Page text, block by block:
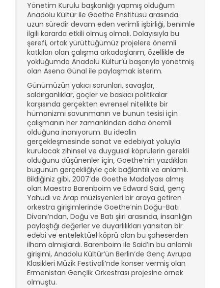
Yönetim Kurulu başkanlığı yapmış olduğum
Anadolu Kültür ile Goethe Enstitüsü arasında
uzun süredir devam eden verimli işbirliği, benimle
ilgili kararda etkili olmuş olmalı. Dolayısıyla bu
şerefi, ortak yürüttüğümüz projelere önemli
katkıları olan çalışma arkadaşlarım, özellikle de
yokluğumda Anadolu Kültür’ü başarıyla yönetmiş
olan Asena Günal ile paylaşmak isterim.
Günümüzün yakıcı sorunları, savaşlar,
saldırganlıklar, göçler ve baskıcı politikalar
karşısında gerçekten evrensel nitelikte bir
hümanizmi savunmanın ve bunun tesisi için
çalışmanın her zamankinden daha önemli
olduğuna inanıyorum. Bu idealin
gerçekleşmesinde sanat ve edebiyat yoluyla
kurulacak zihinsel ve duygusal köprülerin gerekli
olduğunu düşünenler için, Goethe’nin yazdıkları
bugünün gerçekliğiyle çok bağlantılı ve anlamlı.
Bildiğiniz gibi, 2007’de Goethe Madalyası almış
olan Maestro Barenboim ve Edward Said, genç
Yahudi ve Arap müzisyenleri bir araya getiren
orkestra girişimlerinde Goethe’nin Doğu-Batı
Divanı’ndan, Doğu ve Batı şiiri arasında, insanlığın
paylaştığı değerler ve duyarlılıkları yansıtan bir
edebi ve entelektüel köprü olan bu şaheserden
ilham almışlardı. Barenboim ile Said’in bu anlamlı
girişimi, Anadolu Kültür’ün Berlin’de Genç Avrupa
Klasikleri Müzik Festivali’nde konser vermiş olan
Ermenistan Gençlik Orkestrası projesine örnek
olmuştu.